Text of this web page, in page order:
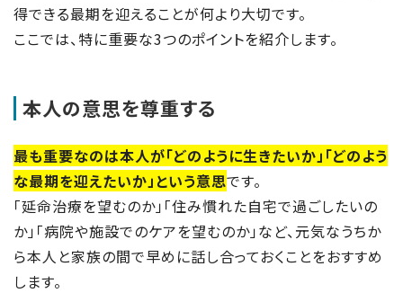
得できる最期を迎えることが何より大切です。
ここでは、特に重要な3つのポイントを紹介します。
本人の意思を尊重する
最も重要なのは本人が「どのように生きたいか」「どのよう
な最期を迎えたいか」という意思です。
「延命治療を望むのか」「住み慣れた自宅で過ごしたいの
か」「病院や施設でのケアを望むのか」など、元気なうちか
ら本人と家族の間で早めに話し合っておくことをおすすめ
します。